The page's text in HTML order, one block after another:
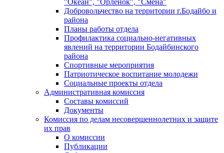
"Океан", "Орленок", "Смена"
Добровольчество на территории г.Бодайбо и
района
Планы работы отдела
Профилактика социально-негативных
явлений на территории Бодайбинского
района
Спортивные мероприятия
Патриотическое воспитание молодежи
Социальные проекты отдела
Административная комиссия
Составы комиссий
Документы
Комиссия по делам несовершеннолетних и защите
их прав
О комиссии
Публикации